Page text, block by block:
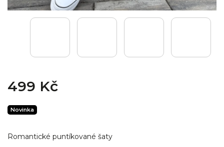
499 Kč
Romantické puntíkované šaty
Novinka